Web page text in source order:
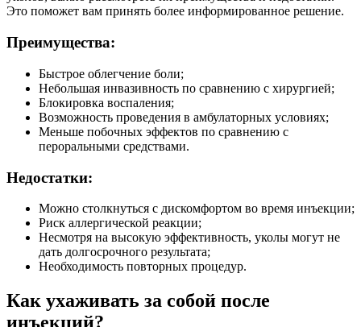
Это поможет вам принять более информированное решение.
Преимущества:
Быстрое облегчение боли;
Небольшая инвазивность по сравнению с хирургией;
Блокировка воспаления;
Возможность проведения в амбулаторных условиях;
Меньше побочных эффектов по сравнению с
пероральными средствами.
Недостатки:
Можно столкнуться с дискомфортом во время инъекции;
Риск аллергической реакции;
Несмотря на высокую эффективность, уколы могут не
дать долгосрочного результата;
Необходимость повторных процедур.
Как ухаживать за собой после
инъекций?